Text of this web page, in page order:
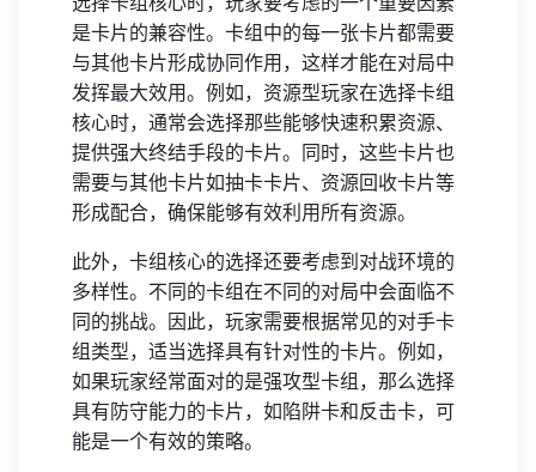
是卡片的兼容性。卡组中的每一张卡片都需要
与其他卡片形成协同作用，这样才能在对局中
发挥最大效用。例如，资源型玩家在选择卡组
核心时，通常会选择那些能够快速积累资源、
提供强大终结手段的卡片。同时，这些卡片也
需要与其他卡片如抽卡卡片、资源回收卡片等
形成配合，确保能够有效利用所有资源。
此外，卡组核心的选择还要考虑到对战环境的
多样性。不同的卡组在不同的对局中会面临不
同的挑战。因此，玩家需要根据常见的对手卡
组类型，适当选择具有针对性的卡片。例如，
如果玩家经常面对的是强攻型卡组，那么选择
具有防守能力的卡片，如陷阱卡和反击卡，可
能是一个有效的策略。